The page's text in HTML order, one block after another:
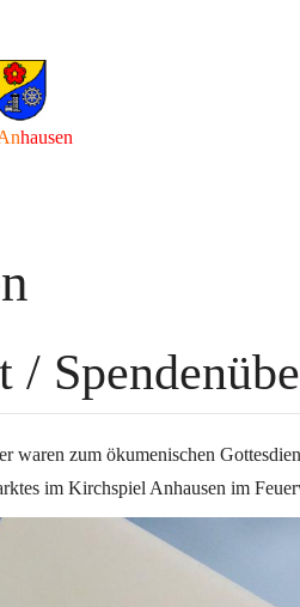
hausen
/
waren zum ökumenischen
im Kirchspiel Anhausen im